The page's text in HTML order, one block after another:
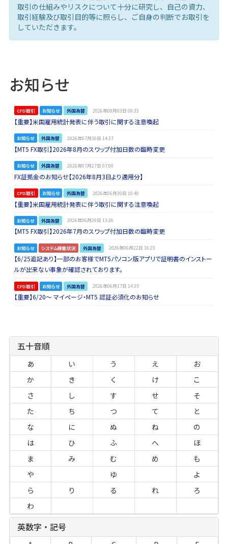
取引の仕組みやリスクについて十分に研究し、自己の資力、
取引経験及び取引目的等に照らし、ご自身の判断でお取引を
していただきます。
お知らせ
CFD取引 お知らせ 外国為替 2026年08月03日 09:33
【重要】米国雇用統計発表に伴う取引に関する注意喚起
お知らせ 外国為替 2026年07月30日 14:37
【MT5 FX取引】2026年8月のスワップ付加日数の臨時変更
お知らせ 外国為替 2026年07月27日 07:00
FX証拠金のお知らせ【2026年8月3日より適用分】
CFD取引 お知らせ 外国為替 2026年06月30日 10:40
【重要】米国雇用統計発表に伴う取引に関する注意喚起
お知らせ 外国為替 2026年06月29日 13:26
【MT5 FX取引】2026年7月のスワップ付加日数の臨時変更
お知らせ システム稼動状況 外国為替 2026年06月22日 16:23
【6/25追記あり】一部のお客様でMT5パソコン版アプリで証明書のインストー
ルが出来ない事象が確認されております。
CFD取引 お知らせ 外国為替 2026年06月17日 14:35
【重要】6/20～ マイページ・MT5 認証必須化のお知らせ
五十音順
あ い う え
お
か
き く け
こ
さ
し す せ
そ
た
ち つ て
と
な
に ぬ ね
の
は
ひ ふ へ
ほ
ま
み む め
も
や
ゆ
よ
ら
り る れ
ろ
わ
英数字・記号